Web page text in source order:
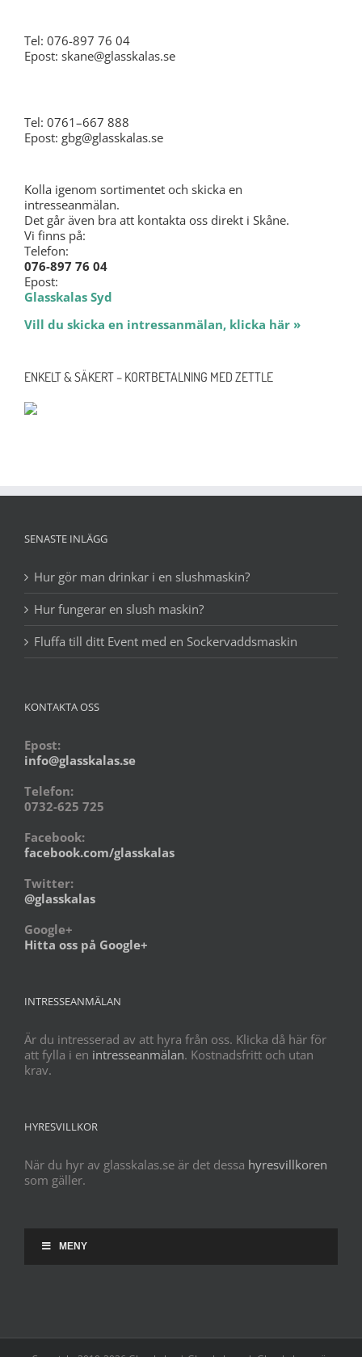
Tel: 076-897 76 04
Epost: skane@glasskalas.se
Tel: 0761–667 888
Epost: gbg@glasskalas.se
Kolla igenom sortimentet och skicka en
intresseanmälan.
Det går även bra att kontakta oss direkt i Skåne.
Vi finns på:
Telefon:
076-897 76 04
Epost:
Glasskalas Syd
Vill du skicka en intressanmälan, klicka här »
ENKELT & SÄKERT – KORTBETALNING MED ZETTLE
SENASTE INLÄGG
Hur gör man drinkar i en slushmaskin?
Hur fungerar en slush maskin?
Fluffa till ditt Event med en Sockervaddsmaskin
KONTAKTA OSS
Epost:
info@glasskalas.se
Telefon:
0732-625 725
Facebook:
facebook.com/glasskalas
Twitter:
@glasskalas
Google+
Hitta oss på Google+
INTRESSEANMÄLAN
Är du intresserad av att hyra från oss. Klicka då här för
att fylla i en intresseanmälan. Kostnadsfritt och utan
krav.
HYRESVILLKOR
När du hyr av glasskalas.se är det dessa hyresvillkoren
som gäller.
MENY